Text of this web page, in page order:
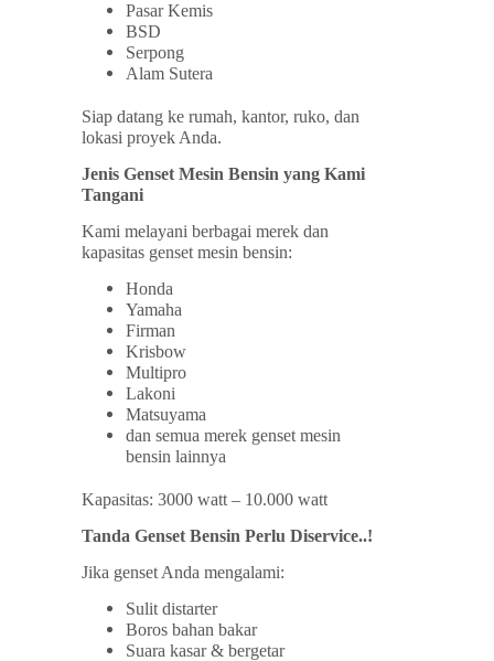
Pasar Kemis
BSD
Serpong
Alam Sutera
Siap datang ke rumah, kantor, ruko, dan
lokasi proyek Anda.
Jenis Genset Mesin Bensin yang Kami
Tangani
Kami melayani berbagai merek dan
kapasitas genset mesin bensin:
Honda
Yamaha
Firman
Krisbow
Multipro
Lakoni
Matsuyama
dan semua merek genset mesin
bensin lainnya
Kapasitas: 3000 watt – 10.000 watt
Tanda Genset Bensin Perlu Diservice..!
Jika genset Anda mengalami:
Sulit distarter
Boros bahan bakar
Suara kasar & bergetar